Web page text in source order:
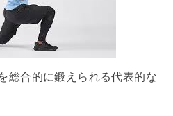
総合的に鍛えられる代表的な